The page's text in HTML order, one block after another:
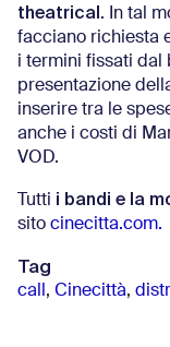
theatrical. In tal
facciano richiesta
i termini fissati dal
presentazione
inserire tra le
anche i costi di
VOD.
Tutti i bandi e la
sito cinecitta.com.
Tag
call , Cinecittà,